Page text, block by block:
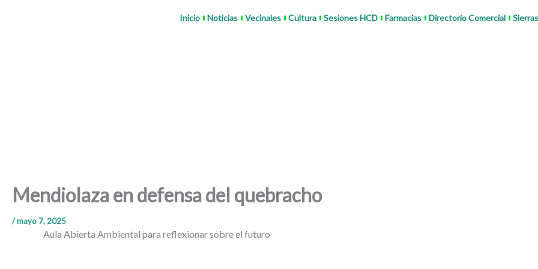
Inicio Noticias Vecinales Cultura Sesiones HCD Farmacias Directorio Comercial
Mendiolaza en defensa del quebracho
/mayo 7, 2025
Aula Abierta Ambiental para reflexionar sobre el futuro